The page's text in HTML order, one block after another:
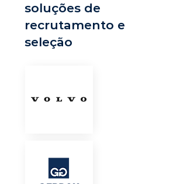
soluções de
recrutamento e
seleção